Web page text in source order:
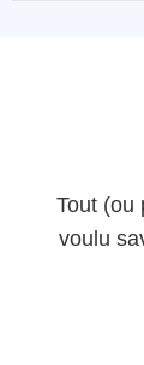
Tout (ou
voulu